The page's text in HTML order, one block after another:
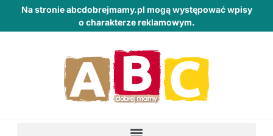
Na stronie abcdobrejmamy.pl mogą występować wpisy
o charakterze reklamowym.